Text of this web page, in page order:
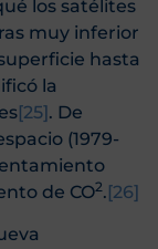
los satélites
muy inferior
hasta
la
[25]. De
(1979-
de CO2.[26]